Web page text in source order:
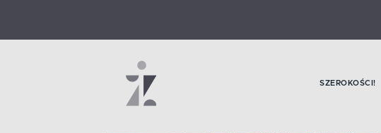
SZEROKOŚCI!